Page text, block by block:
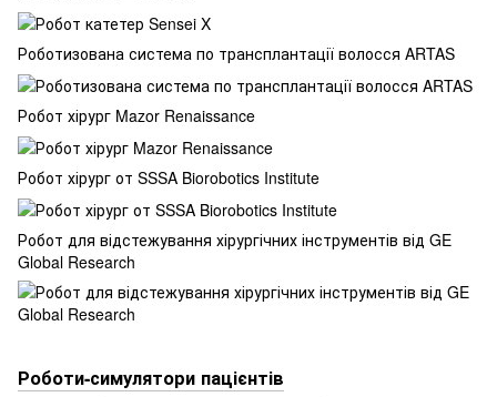
Роботизована система по трансплантації волосся ARTAS
Робот хірург Mazor Renaissance
Робот хірург от SSSA Biorobotics Institute
Робот для відстежування хірургічних інструментів від GE
Global Research
Роботи-симулятори пацієнтів